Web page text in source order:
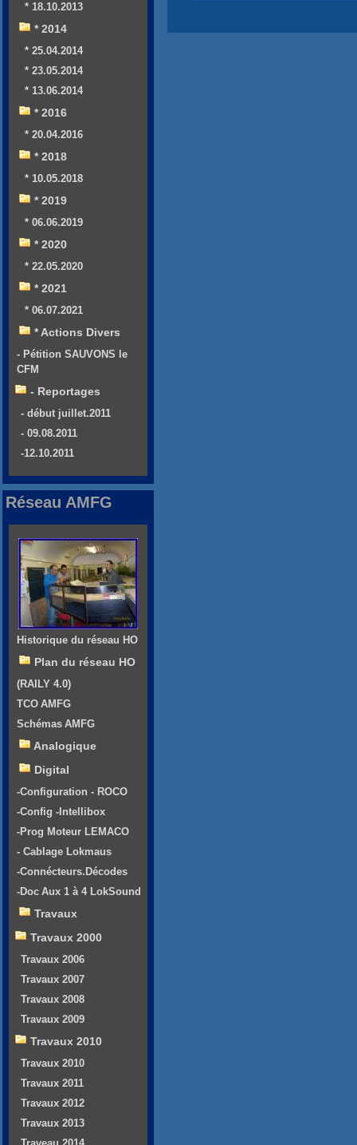
* 18.10.2013
* 2014
* 25.04.2014
* 23.05.2014
* 13.06.2014
* 2016
* 20.04.2016
* 2018
* 10.05.2018
* 2019
* 06.06.2019
* 2020
* 22.05.2020
* 2021
* 06.07.2021
* Actions Divers
- Pétition SAUVONS le
CFM
- Reportages
- début juillet.2011
- 09.08.2011
-12.10.2011
Réseau AMFG
Historique du réseau HO
Plan du réseau HO
(RAILY 4.0)
TCO AMFG
Schémas AMFG
Analogique
Digital
-Configuration - ROCO
-Config -Intellibox
-Prog Moteur LEMACO
- Cablage Lokmaus
-Connécteurs.Décodes
-Doc Aux 1 à 4 LokSound
Travaux
Travaux 2000
Travaux 2006
Travaux 2007
Travaux 2008
Travaux 2009
Travaux 2010
Travaux 2010
Travaux 2011
Travaux 2012
Travaux 2013